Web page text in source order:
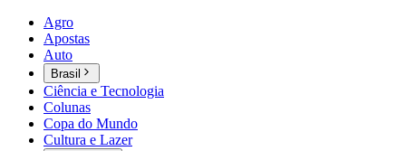
Agro
Apostas
Auto
Brasil
Ciência e Tecnologia
Colunas
Copa do Mundo
Cultura e Lazer